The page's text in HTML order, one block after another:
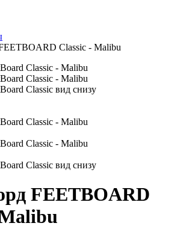
Classic - Malibu
FEETBOARD